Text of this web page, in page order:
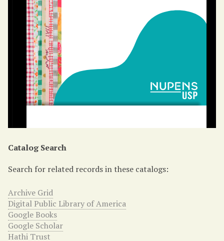
Catalog Search
Search for related records in these catalogs:
Archive Grid
Digital Public Library of America
Google Books
Google Scholar
Hathi Trust